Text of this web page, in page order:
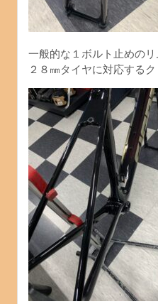
一般的な１ボルト止めの
２８㎜タイヤに対応する